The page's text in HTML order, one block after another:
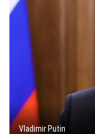
Vladimir Putin